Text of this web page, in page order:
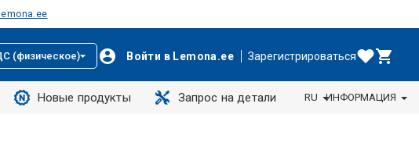
(физическое) Войти в Lemona.ee Зарегистрироваться
Новые продукты Запрос на детали RU ИНФОРМАЦИЯ